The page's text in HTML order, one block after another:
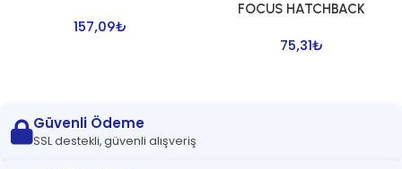
157,09₺
FOCUS HATCHBACK
75,31₺
Güvenli Ödeme
SSL destekli, güvenli alışveriş